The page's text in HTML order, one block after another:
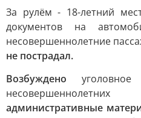
За рулём - 18-летний
документов на
несовершеннолетние
не пострадал.
Возбуждено
административные